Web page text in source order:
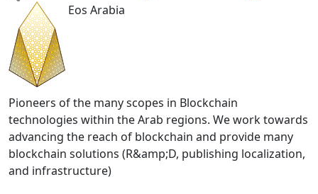
Eos Arabia
Pioneers of the many scopes in Blockchain
technologies within the Arab regions. We work towards
advancing the reach of blockchain and provide many
blockchain solutions (R&amp;D, publishing localization,
and infrastructure)